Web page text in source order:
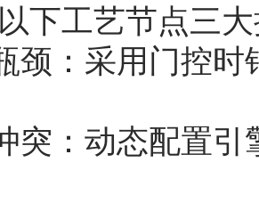
下工艺节点三
颈：采用门控
突：动态配置引